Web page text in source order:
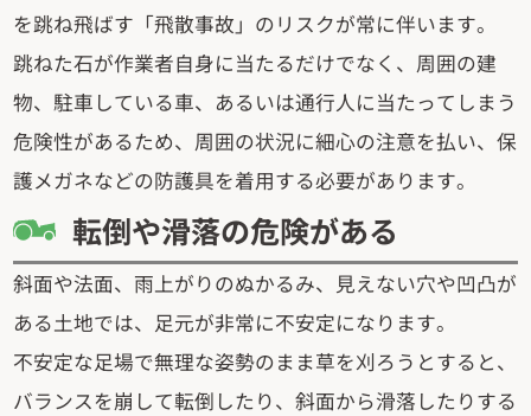
を跳ね飛ばす「飛散事故」のリスクが常に伴います。
跳ねた石が作業者自身に当たるだけでなく、周囲の建
物、駐車している車、あるいは通行人に当たってしまう
危険性があるため、周囲の状況に細心の注意を払い、保
護メガネなどの防護具を着用する必要があります。
転倒や滑落の危険がある
斜面や法面、雨上がりのぬかるみ、見えない穴や凹凸が
ある土地では、足元が非常に不安定になります。
不安定な足場で無理な姿勢のまま草を刈ろうとすると、
バランスを崩して転倒したり、斜面から滑落したりする